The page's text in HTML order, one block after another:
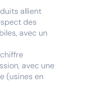
allient
des
avec un
avec une
(usines en